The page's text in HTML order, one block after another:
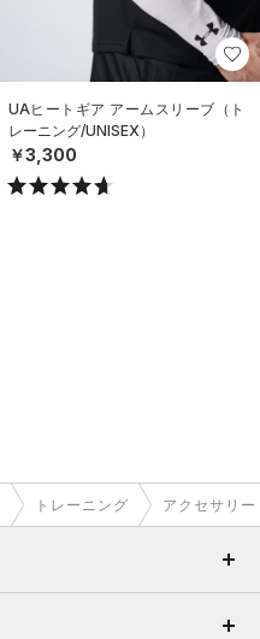
UAヒートギア アームスリーブ（ト
レーニング/UNISEX）
￥3,300
トレーニング アクセサリー